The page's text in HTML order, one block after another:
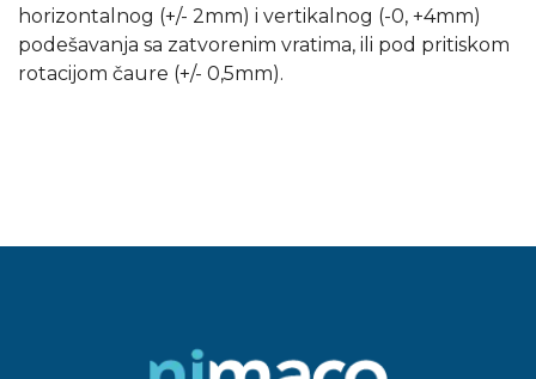
horizontalnog (+/- 2mm) i vertikalnog (-0, +4mm)
podešavanja sa zatvorenim vratima, ili pod pritiskom
rotacijom čaure (+/- 0,5mm).